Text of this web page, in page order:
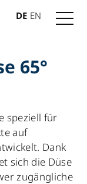
DE EN
65°
speziell für
auf
Dank
sich die Düse
zugängliche